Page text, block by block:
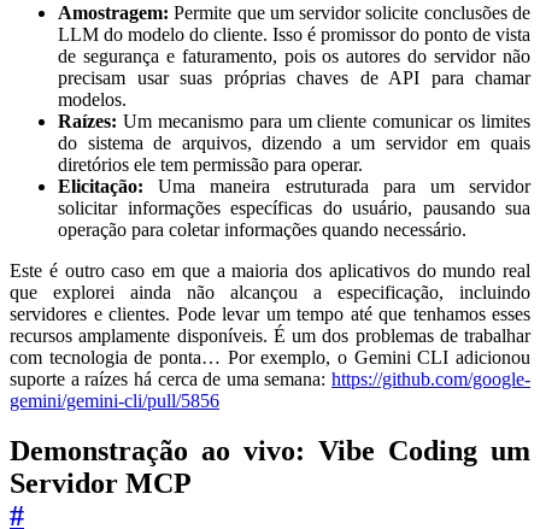
Amostragem: Permite que um servidor solicite conclusões de
LLM do modelo do cliente. Isso é promissor do ponto de vista
de segurança e faturamento, pois os autores do servidor não
precisam usar suas próprias chaves de API para chamar
modelos.
Raízes: Um mecanismo para um cliente comunicar os limites
do sistema de arquivos, dizendo a um servidor em quais
diretórios ele tem permissão para operar.
Elicitação: Uma maneira estruturada para um servidor
solicitar informações específicas do usuário, pausando sua
operação para coletar informações quando necessário.
Este é outro caso em que a maioria dos aplicativos do mundo real
que explorei ainda não alcançou a especificação, incluindo
servidores e clientes. Pode levar um tempo até que tenhamos esses
recursos amplamente disponíveis. É um dos problemas de trabalhar
com tecnologia de ponta… Por exemplo, o Gemini CLI adicionou
suporte a raízes há cerca de uma semana: https://github.com/google-
gemini/gemini-cli/pull/5856
Demonstração ao vivo: Vibe Coding um
Servidor MCP
#